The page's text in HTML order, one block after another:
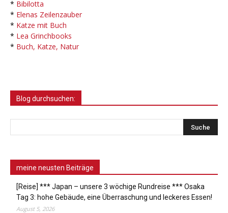
* Bibilotta
* Elenas Zeilenzauber
* Katze mit Buch
* Lea Grinchbooks
* Buch, Katze, Natur
Blog durchsuchen:
meine neusten Beiträge
[Reise] *** Japan – unsere 3 wöchige Rundreise *** Osaka
Tag 3: hohe Gebäude, eine Überraschung und leckeres Essen!
August 5, 2026